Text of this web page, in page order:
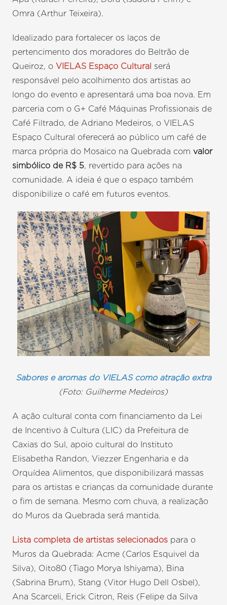
Omra (Arthur Teixeira).
Idealizado para fortalecer os laços de
pertencimento dos moradores do Beltrão de
Queiroz, oVIELAS Espaço Cultural será
responsável pelo acolhimento dos artistas ao
longo do evento e apresentará uma boa nova. Em
parceria com o G+ Café Máquinas Profissionais de
Café Filtrado, de Adriano Medeiros, o VIELAS
Espaço Cultural oferecerá ao público um café de
marca própria do Mosaico na Quebrada com valor
simbólico de R$ 5, revertido para ações na
comunidade. A ideia é que o espaço também
disponibilize o café em futuros eventos.
Sabores e aromas do VIELAS como atração extra
(Foto: Guilherme Medeiros)
A ação cultural conta com financiamento da Lei
de Incentivo à Cultura (LIC) da Prefeitura de
Caxias do Sul, apoio cultural do Instituto
Elisabetha Randon, Viezzer Engenharia e da
Orquídea Alimentos, que disponibilizará massas
para os artistas e crianças da comunidade durante
o fim de semana. Mesmo com chuva, a realização
do Muros da Quebrada será mantida.
Lista completa de artistas selecionados para o
Muros da Quebrada: Acme (Carlos Esquivel da
Silva), Oito80 (Tiago Morya Ishiyama), Bina
(Sabrina Brum), Stang (Vitor Hugo Dell Osbel),
Ana Scarceli, Erick Citron, Reis (Felipe da Silva